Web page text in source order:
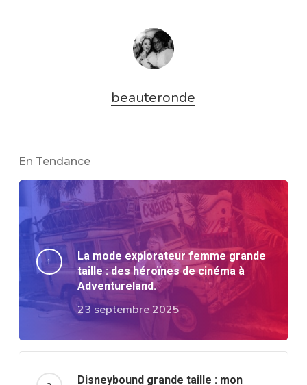
beauteronde
En Tendance
La mode explorateur femme grande
taille : des héroïnes de cinéma à
Adventureland.
23 septembre 2025
Disneybound grande taille : mon